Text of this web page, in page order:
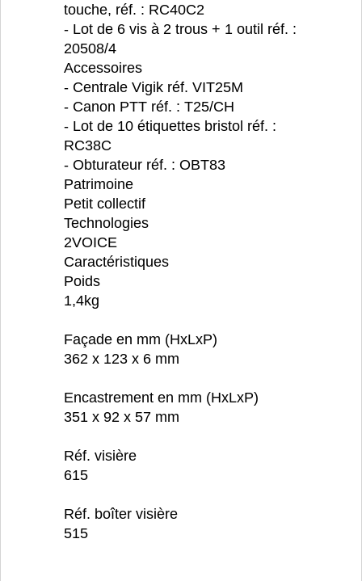
touche, réf. : RC40C2
- Lot de 6 vis à 2 trous + 1 outil réf. :
20508/4
Accessoires
- Centrale Vigik réf. VIT25M
- Canon PTT réf. : T25/CH
- Lot de 10 étiquettes bristol réf. :
RC38C
- Obturateur réf. : OBT83
Patrimoine
Petit collectif
Technologies
2VOICE
Caractéristiques
Poids
1,4kg
Façade en mm (HxLxP)
362 x 123 x 6 mm
Encastrement en mm (HxLxP)
351 x 92 x 57 mm
Réf. visière
615
Réf. boîter visière
515